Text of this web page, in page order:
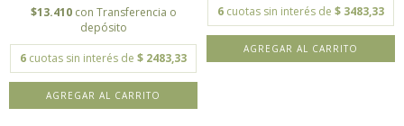
$13.410 con Transferencia o
depósito
6 cuotas sin interés de $ 2483,33
6 cuotas sin interés de $ 3483,33